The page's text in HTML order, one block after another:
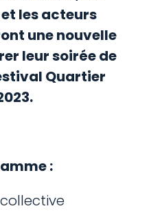
les acteurs
une nouvelle
leur soirée de
Quartier
: